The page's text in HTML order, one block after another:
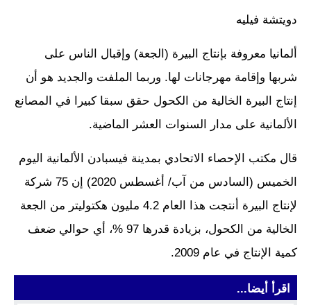
دويتشة فيليه
ألمانيا معروفة بإنتاج البيرة (الجعة) وإقبال الناس على
شربها وإقامة مهرجانات لها. وربما الملفت والجديد هو أن
إنتاج البيرة الخالية من الكحول حقق سبقا كبيرا في المصانع
الألمانية على مدار السنوات العشر الماضية.
قال مكتب الإحصاء الاتحادي بمدينة فيسبادن الألمانية اليوم
الخميس (السادس من آب/ أغسطس 2020) إن 75 شركة
لإنتاج البيرة أنتجت هذا العام 4.2 مليون هكتوليتر من الجعة
الخالية من الكحول، بزيادة قدرها 97 %، أي حوالي ضعف
كمية الإنتاج في عام 2009.
اقرأ أيضا...